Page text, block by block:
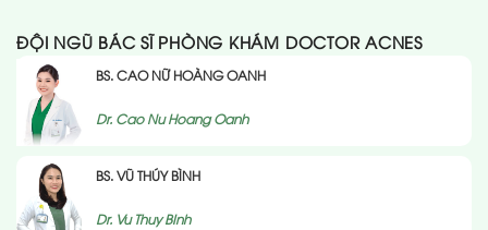
ĐỘI NGŨ BÁC SĨ PHÒNG KHÁM DOCTOR ACNES
BS. CAO NỮ HOÀNG OANH
Dr. Cao Nu Hoang Oanh
BS. VŨ THÚY BÌNH
Dr. Vu Thuy BInh